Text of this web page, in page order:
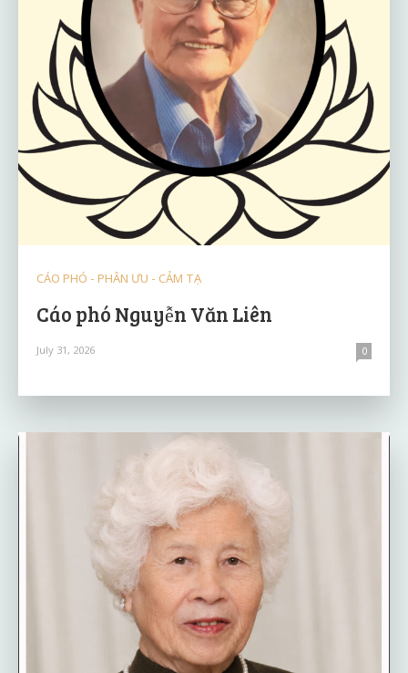
CÁO PHÓ - PHÂN ƯU - CẢM TẠ
Cáo phó Nguyễn Văn Liên
July 31, 2026 0